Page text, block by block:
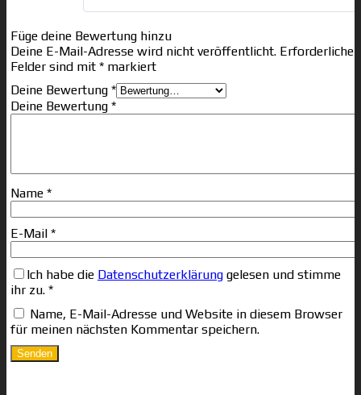
Füge deine Bewertung hinzu
Deine E-Mail-Adresse wird nicht veröffentlicht. Erforderliche
Felder sind mit * markiert
Deine Bewertung *
Deine Bewertung *
Name *
E-Mail *
Ich habe die Datenschutzerklärung gelesen und stimme
ihr zu. *
Name, E-Mail-Adresse und Website in diesem Browser
für meinen nächsten Kommentar speichern.